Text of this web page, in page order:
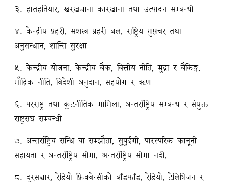
३. हातहतियार, खरखजाना कारखाना तथा उत्पादन सम्बन्धी
४. केन्द्रीय प्रहरी, सशस्त्र प्रहरी बल, राष्ट्रिय गुप्तचर तथा
अनुसन्धान, शान्ति सुरक्षा
५. केन्द्रीय योजना, केन्द्रीय बैंक, वित्तीय नीति, मुद्रा र बैंकिङ्ग,
मौद्रिक नीति, विदेशी अनुदान, सहयोग र ऋण
६. परराष्ट्र तथा कूटनीतिक मामिला, अन्तर्राष्ट्रिय सम्बन्ध र संयुक्त
राष्ट्रसंघ सम्बन्धी
७. अन्तर्राष्ट्रिय सन्धि वा सम्झौता, सुपुर्दगी, पारस्परिक कानूनी
सहायता र अन्तर्राष्ट्रिय सीमा, अन्तर्राष्ट्रिय सीमा नदी,
८. दूरसञ्चार, रेडियो फ्रिक्वेन्सीको बाँडफाँड, रेडियो, टेलिभिजन र